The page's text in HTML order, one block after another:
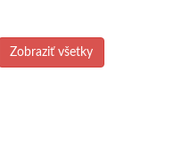
Zobraziť všetky